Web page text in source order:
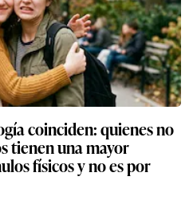
coinciden: quienes no
tienen una mayor
físicos y no es por